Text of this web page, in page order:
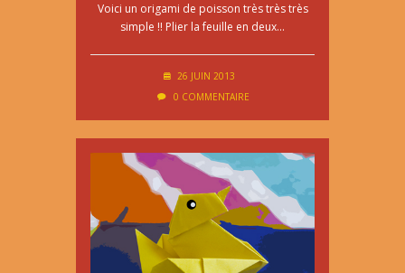
Voici un origami de poisson très très très
simple !! Plier la feuille en deux…
26 JUIN 2013
0 COMMENTAIRE